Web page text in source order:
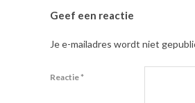
Geef een reactie
Je e-mailadres wordt niet
Reactie*